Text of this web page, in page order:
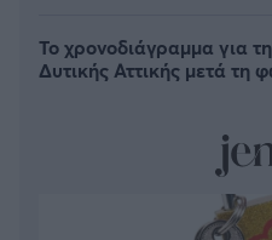
Το χρονοδιάγραμμα για
Δυτικής Αττικής μετά τη